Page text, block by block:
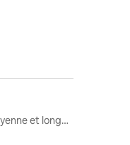
Locations moyenne et longue durée